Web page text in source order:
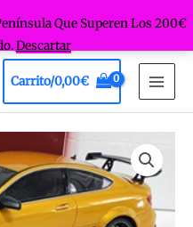
Que Superen Los 200€
Descartar
Carrito/0,00€